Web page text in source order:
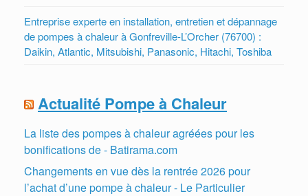
Entreprise experte en installation, entretien et dépannage
de pompes à chaleur à Gonfreville-L’Orcher (76700) :
Daikin, Atlantic, Mitsubishi, Panasonic, Hitachi, Toshiba
Actualité Pompe à Chaleur
La liste des pompes à chaleur agréées pour les
bonifications de - Batirama.com
Changements en vue dès la rentrée 2026 pour
l’achat d’une pompe à chaleur - Le Particulier